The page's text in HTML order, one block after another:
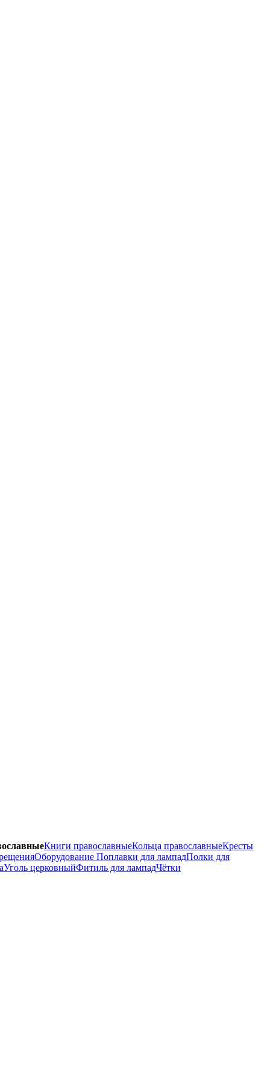
Книги православныеКольца православныеКресты
Оборудование Поплавки для лампадПолки для
Уголь церковныйФитиль для лампадЧётки